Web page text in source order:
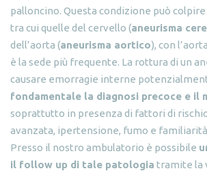
palloncino. Questa condizione può
tra cui quelle del cervello (aneurisma
dell’aorta (aneurisma aortico), con
è la sede più frequente. La rottura di un
causare emorragie interne
fondamentale la diagnosi precoce e il
soprattutto in presenza di fattori di
avanzata, ipertensione, fumo e
Presso il nostro ambulatorio è possibile
il follow up di tale patologia tramite la